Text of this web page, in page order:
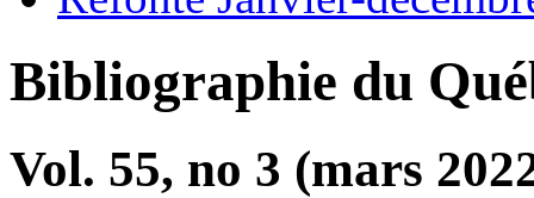
Bibliographie du
Vol. 55, no 3 (mars